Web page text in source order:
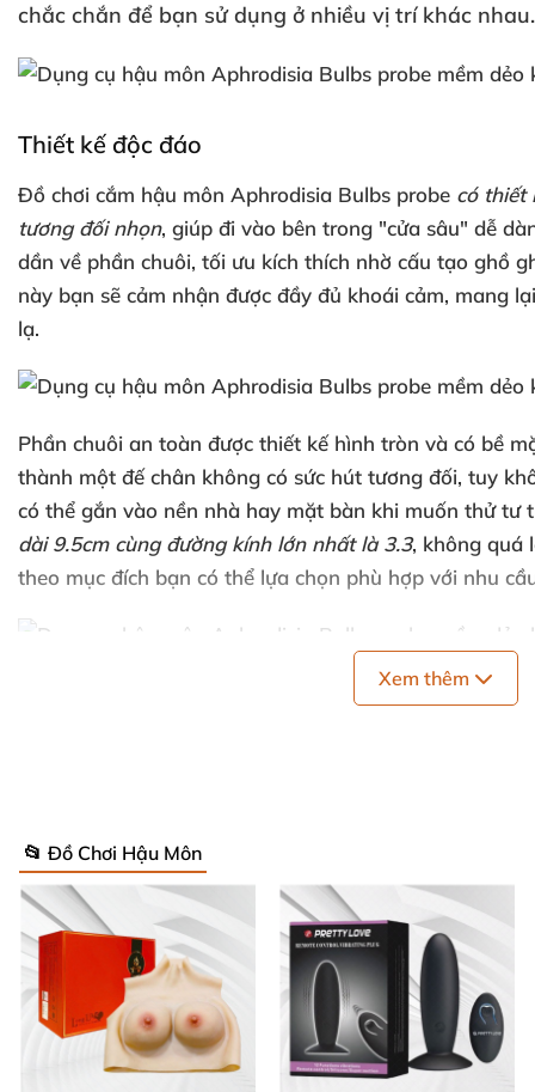
chắc chắn để bạn sử dụng ở nhiều vị trí khác nhau.
Thiết kế độc đáo
Đồ chơi cắm hậu môn Aphrodisia Bulbs probe có thiết
tương đối nhọn, giúp đi vào bên trong "cửa sâu" dễ
dần về phần chuôi, tối ưu kích thích nhờ cấu tạo ghồ
này bạn sẽ cảm nhận được đầy đủ khoái cảm, mang
lạ.
Phần chuôi an toàn được thiết kế hình tròn và có bề
thành một đế chân không có sức hút tương đối, tuy
có thể gắn vào nền nhà hay mặt bàn khi muốn thử tư
dài 9.5cm cùng đường kính lớn nhất là 3.3, không quá
theo mục đích bạn có thể lựa chọn phù hợp với nhu
Xem thêm
📂 Đồ Chơi Hậu Môn